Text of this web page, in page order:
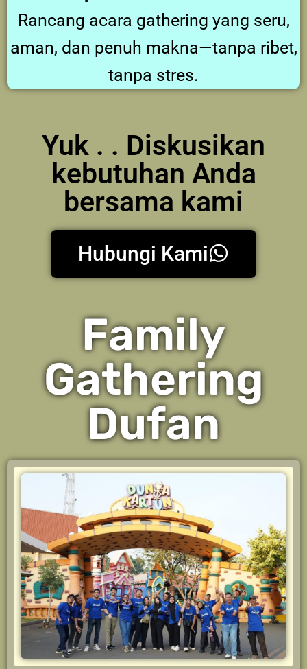
Rancang acara gathering yang seru,
aman, dan penuh makna—tanpa ribet,
tanpa stres.
Yuk . . Diskusikan
kebutuhan Anda
bersama kami
Hubungi Kami
Family
Gathering
Dufan